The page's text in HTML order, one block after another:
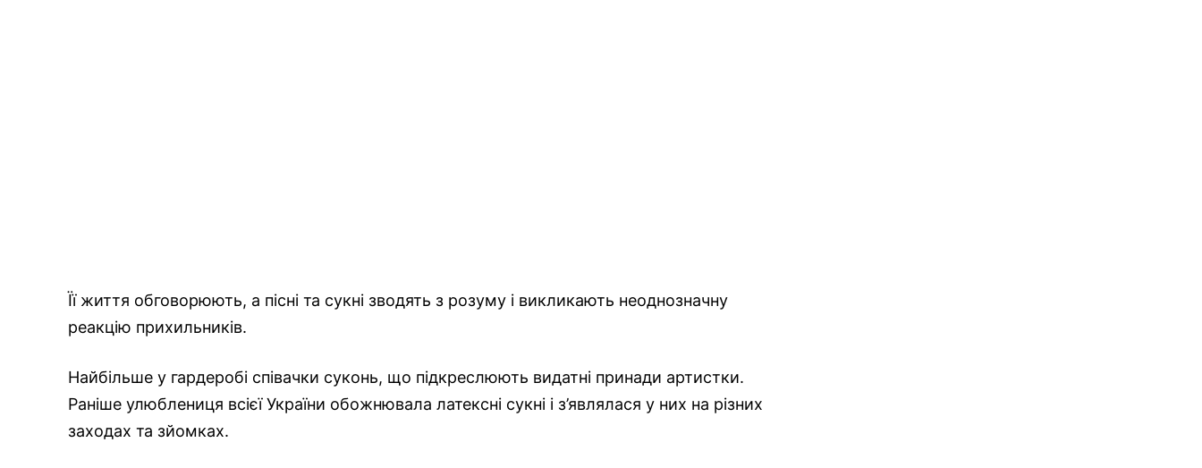
Її життя обговорюють, а пісні та сукні зводять з розуму і викликають неоднозначну
реакцію прихильників.
Найбільше у гардеробі співачки суконь, що підкреслюють видатні принади артистки.
Раніше улюблениця всієї України обожнювала латексні сукні і з’являлася у них на різних
заходах та зйомках.